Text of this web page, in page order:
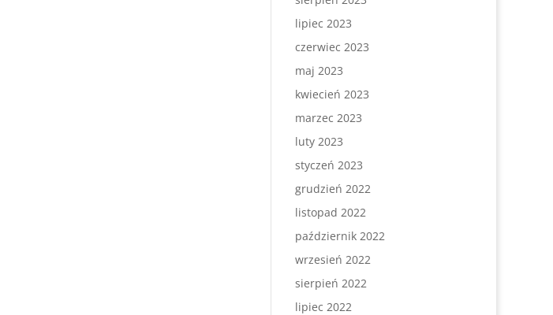
lipiec 2023
czerwiec 2023
maj 2023
kwiecień 2023
marzec 2023
luty 2023
styczeń 2023
grudzień 2022
listopad 2022
październik 2022
wrzesień 2022
sierpień 2022
lipiec 2022